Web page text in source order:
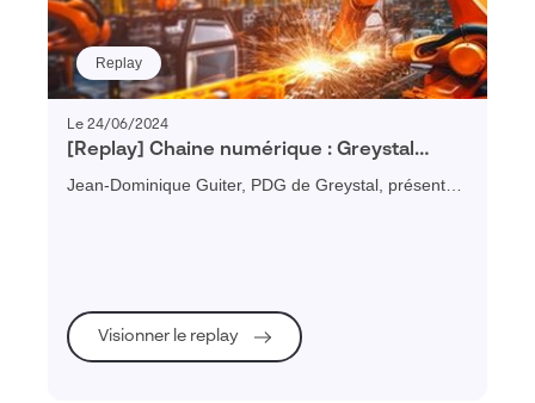
Replay
Le 24/06/2024
[Replay] Chaine numérique : Greystal
témoigne des bénéfices d’un PLM pour
une PME industrielle
Jean-Dominique Guiter, PDG de Greystal, présente
Visionner le replay